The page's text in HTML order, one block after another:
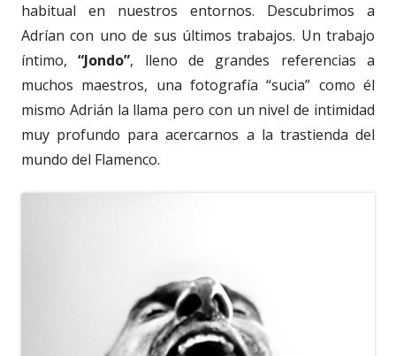
habitual en nuestros entornos. Descubrimos a
Adrían con uno de sus últimos trabajos. Un trabajo
íntimo,“Jondo”, lleno de grandes referencias a
muchos maestros, una fotografía “sucia” como él
mismo Adrián la llama pero con un nivel de intimidad
muy profundo para acercarnos a la trastienda del
mundo del Flamenco.